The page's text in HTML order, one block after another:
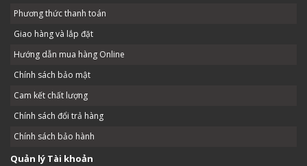
Phương thức thanh toán
Giao hàng và lắp đặt
Hướng dẫn mua hàng Online
Chính sách bảo mật
Cam kết chất lượng
Chính sách đổi trả hàng
Chính sách bảo hành
Quản lý Tài khoản